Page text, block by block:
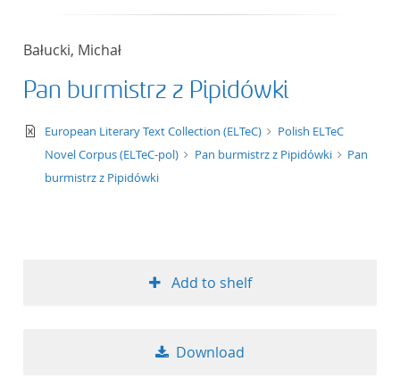
Bałucki, Michał
Pan burmistrz z Pipidówki
text/xml
European Literary Text Collection (ELTeC)
Polish ELTeC
Novel Corpus (ELTeC-pol)
Pan burmistrz z Pipidówki
Pan
burmistrz z Pipidówki
Add to shelf
Download